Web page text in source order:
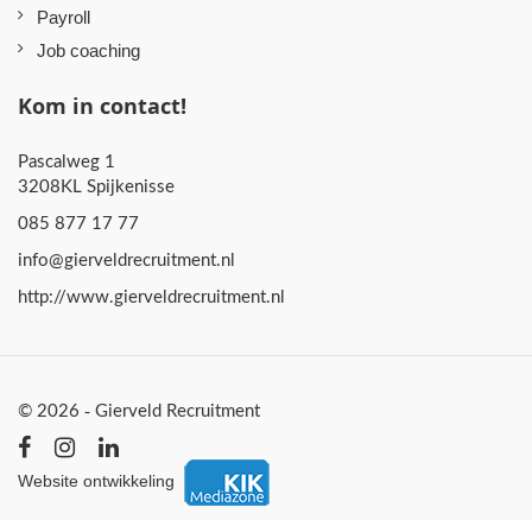
Payroll
Job coaching
Kom in contact!
Pascalweg 1
3208KL Spijkenisse
085 877 17 77
info@gierveldrecruitment.nl
http://www.gierveldrecruitment.nl
© 2026 - Gierveld Recruitment
Website ontwikkeling